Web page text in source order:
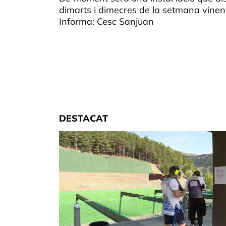
dimarts i dimecres de la setmana
Informa: Cesc Sanjuan
DESTACAT